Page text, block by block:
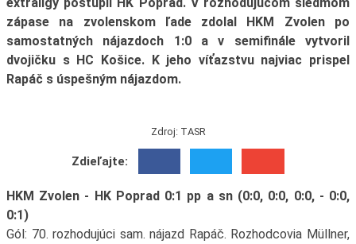
extraligy postúpil HK Poprad. V rozhodujúcom siedmom
zápase na zvolenskom ľade zdolal HKM Zvolen po
samostatných nájazdoch 1:0 a v semifinále vytvoril
dvojičku s HC Košice. K jeho víťazstvu najviac prispel
Rapáč s úspešným nájazdom.
Zdroj: TASR
Zdieľajte:
HKM Zvolen - HK Poprad 0:1 pp a sn (0:0, 0:0, 0:0, - 0:0,
0:1)
Gól: 70. rozhodujúci sam. nájazd Rapáč. Rozhodcovia Müllner,